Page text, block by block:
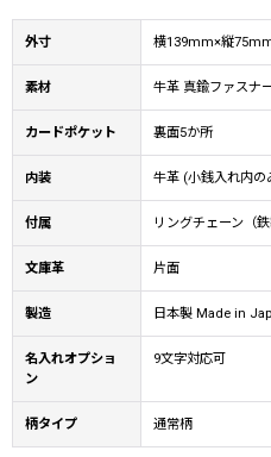
外寸 横139mm×縦
素材 牛革 真鍮ファスナ
カードポケット 裏面5か所
内装 牛革 (小銭入れ内の
付属 リングチェーン（鉄
文庫革 片面
製造 日本製 Made in
名入れオプショ
ン
9文字対応可
柄タイプ 通常柄